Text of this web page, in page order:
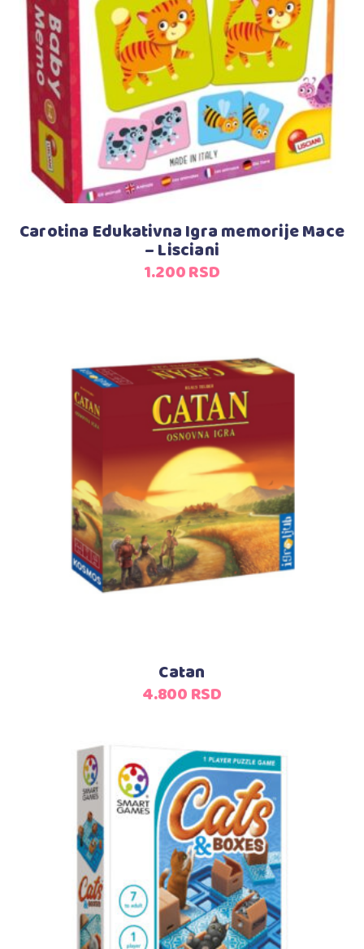
Dodaj u korpu
Carotina Edukativna Igra memorije Mace
– Lisciani
1.200RSD
Dodaj u korpu
Catan
4.800RSD
Dodaj u korpu